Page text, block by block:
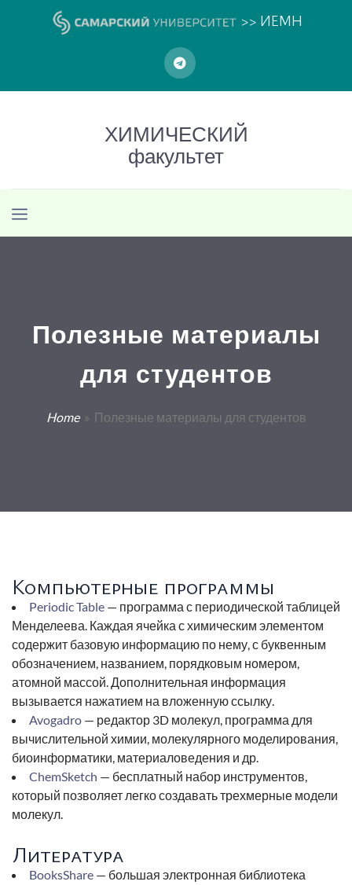
>> ИЕМН
ХИМИЧЕСКИЙ
факультет
Полезные материалы
для студентов
Home» Полезные материалы для студентов
Компьютерные программы
Periodic Table — программа с периодической таблицей
Менделеева. Каждая ячейка с химическим элементом
содержит базовую информацию по нему, с буквенным
обозначением, названием, порядковым номером,
атомной массой. Дополнительная информация
вызывается нажатием на вложенную ссылку.
Avogadro — редактор 3D молекул, программа для
вычислительной химии, молекулярного моделирования,
биоинформатики, материаловедения и др.
ChemSketch — бесплатный набор инструментов,
который позволяет легко создавать трехмерные модели
молекул.
Литература
BooksShare — большая электронная библиотека